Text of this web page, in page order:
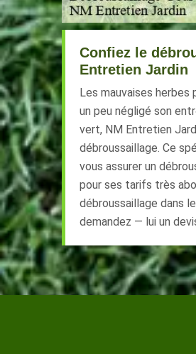
Confiez le
Entretien Jardin
Les mauvaises
un peu négligé son
vert, NM Entretien
débroussaillage. Ce
vous assurer un
pour ses tarifs très
débroussaillage dans
demandez — lui un